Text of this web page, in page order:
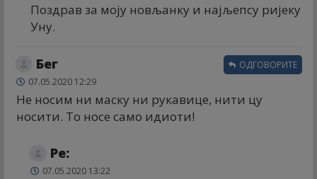
Поздрав за моју новљанку и најљепсу ријеку
Уну.
Бег
07.05.2020 12:29
Не носим ни маску ни рукавице, нити цу
носити. То носе само идиоти!
ОДГОВОРИТЕ
Ре:
07.05.2020 13:22